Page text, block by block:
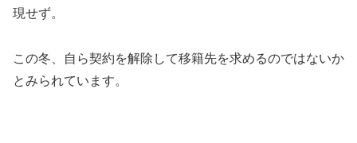
現せず。
この冬、自ら契約を解除して移籍先を求めるのではないか
とみられています。